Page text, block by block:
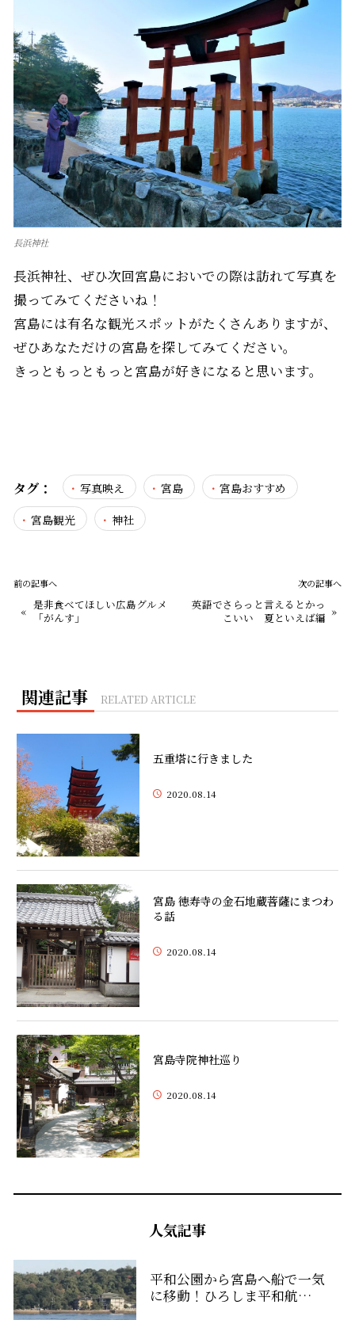
長浜神社
長浜神社、ぜひ次回宮島においでの際は訪れて写真を
撮ってみてくださいね！
宮島には有名な観光スポットがたくさんありますが、
ぜひあなただけの宮島を探してみてください。
きっともっともっと宮島が好きになると思います。
タグ： 写真映え 宮島
宮島おすすめ
宮島観光
神社
前の記事へ
« 是非食べてほしい広島グルメ
「がんす」
次の記事へ
英語でさらっと言えるとかっ
こいい 夏といえば編 »
関連記事 RELATED ARTICLE
五重塔に行きました
2020.08.14
宮島 徳寿寺の金石地蔵菩薩にまつわ
る話
2020.08.14
宮島寺院神社巡り
2020.08.14
人気記事
平和公園から宮島へ船で一気
に移動！ひろしま平和航…